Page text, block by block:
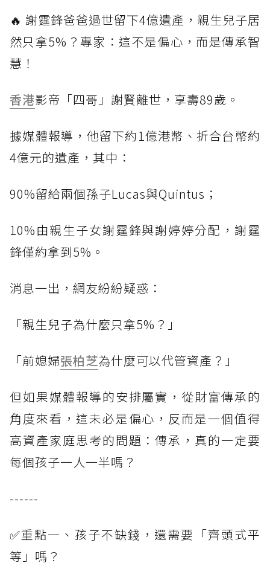
🔥 謝霆鋒爸爸過世留下4億遺產，親生兒子居
然只拿5%？專家：這不是偏心，而是傳承智
慧！
香港影帝「四哥」謝賢離世，享壽89歲。
據媒體報導，他留下約1億港幣、折合台幣約
4億元的遺產，其中：
90%留給兩個孫子Lucas與Quintus；
10%由親生子女謝霆鋒與謝婷婷分配，謝霆
鋒僅約拿到5%。
消息一出，網友紛紛疑惑：
「親生兒子為什麼只拿5%？」
「前媳婦張柏芝為什麼可以代管資產？」
但如果媒體報導的安排屬實，從財富傳承的
角度來看，這未必是偏心，反而是一個值得
高資產家庭思考的問題：傳承，真的一定要
每個孩子一人一半嗎？
------
✅重點一、孩子不缺錢，還需要「齊頭式平
等」嗎？